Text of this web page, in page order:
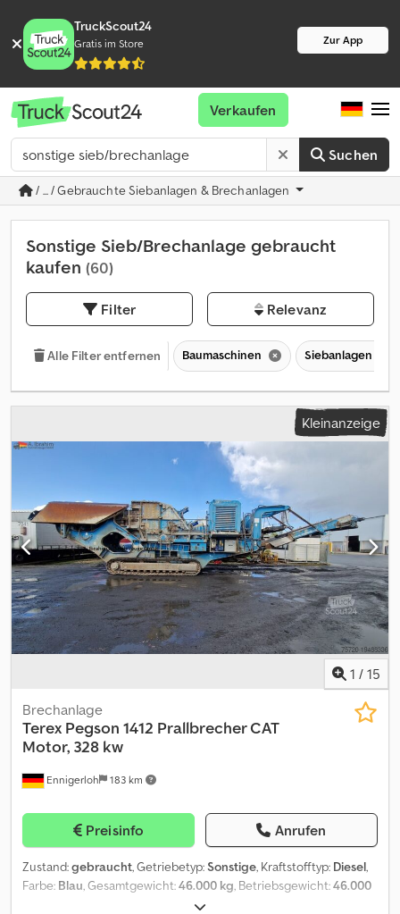
TruckScout24
Gratis im Store Zur App
Suchen
Verkaufen
/ ... / Gebrauchte Siebanlagen & Brechanlagen
Sonstige Sieb/Brechanlage gebraucht
kaufen (60)
Filter Relevanz
Alle Filter entfernen Baumaschinen Siebanlagen &
Kleinanzeige
1 / 15
Ennigerloh 183 km
Brechanlage
Terex Pegson 1412 Prallbrecher CAT
Motor, 328 kw
Preisinfo Anrufen
Zustand:gebraucht, Getriebetyp:Sonstige, Kraftstofftyp: Diesel,
Farbe: Blau, Gesamtgewicht:46.000 kg, Betriebsgewicht:46.000
, Erstzulassung: